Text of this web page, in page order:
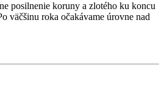
posilnenie koruny a zlotého ku koncu
väčšinu roka očakávame úrovne nad